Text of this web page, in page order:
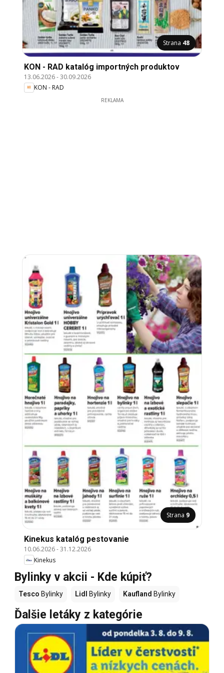
Strana 48
KON - RAD katalóg importných produktov
13.06.2026-30.09.2026
KON - RAD
REKLAMA
Strana 9
Kinekus katalóg pestovanie
10.06.2026-31.12.2026
Kinekus
Bylinky v akcii - Kde kúpiť?
Tesco Bylinky Lidl Bylinky Kaufland Bylinky
Ďalšie letáky z kategórie